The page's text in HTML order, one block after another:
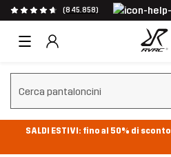
(845.858)
Cancella ricerca
SALDI ESTIVI: fino al 50% di sconto